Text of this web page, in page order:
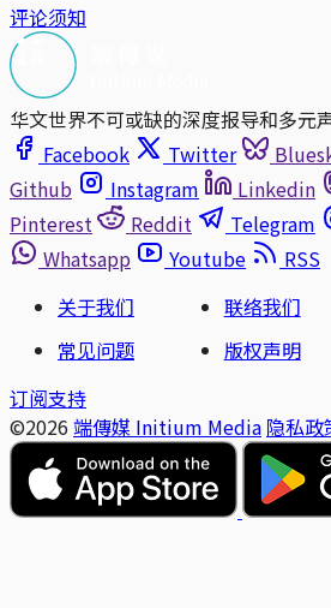
评论须知
华文世界不可或缺的深度报导和多元
Facebook
Twitter
Github
Instagram Linkedin
Pinterest
Reddit Telegram
Whatsapp
Youtube
RSS
关于我们
联络我们
常见问题
版权声明
订阅支持
©2026 端傳媒 Initium Media 隐私政